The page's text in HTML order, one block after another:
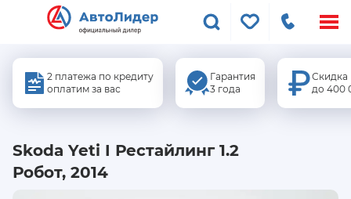
2 платежа по кредиту
оплатим за вас
Гарантия
3 года
Скидка
до 400
Skoda Yeti I Рестайлинг 1.2
Робот, 2014